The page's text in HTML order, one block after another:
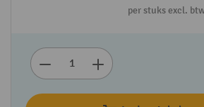
per stuks excl.